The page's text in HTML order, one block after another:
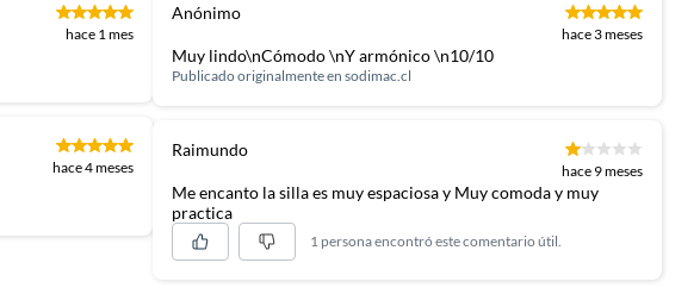
hace 1 mes
hace 4 meses
Anónimo
hace 3 meses
Muy lindo\nCómodo \nY armónico \n10/10
Publicado originalmente ensodimac.cl
Raimundo
hace 9 meses
Me encanto la silla es muy espaciosa y Muy comoda y muy
practica
1 persona encontró este comentario útil.